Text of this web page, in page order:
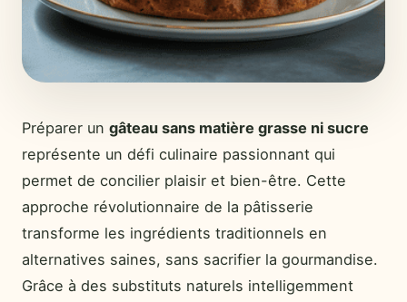
Préparer un gâteau sans matière grasse ni sucre
représente un défi culinaire passionnant qui
permet de concilier plaisir et bien-être. Cette
approche révolutionnaire de la pâtisserie
transforme les ingrédients traditionnels en
alternatives saines, sans sacrifier la gourmandise.
Grâce à des substituts naturels intelligemment